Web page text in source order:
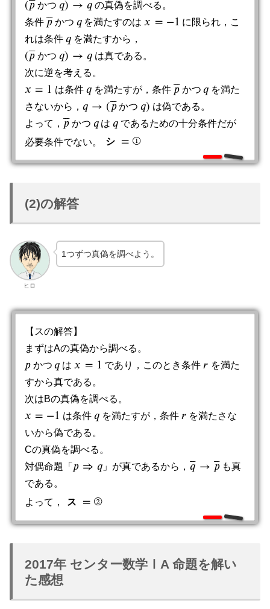
(𝑝 かつ 𝑞) → 𝑞
( p¯かつ q)→q
の真偽を調べる。
条件 𝑝
⎯⎯
⎯ かつ 𝑞
p¯かつqを満たすのは𝑥 = −1
x= −1
に限られ，こ
れは条件𝑞
q を満たすから，
(𝑝
⎯⎯
⎯ かつ 𝑞) → 𝑞
( p¯かつ q)→q
は真である。
次に逆を考える。
𝑥 = 1
x= 1 は条件𝑞
q を満たすが，条件 𝑝
⎯⎯
⎯ かつ 𝑞
p¯かつq を満た
さないから，𝑞 → (𝑝
⎯⎯
⎯ かつ 𝑞)
q →(p ¯かつq)
は偽である。
よって， 𝑝
⎯⎯
⎯ かつ 𝑞
p¯かつqは𝑞
q であるための十分条件だが
必要条件でない。
シ = ①
シ =①
(2)の解答
ヒロ
1つずつ真偽を調べよう。
【スの解答】
まずはAの真偽から調べる。
𝑝 かつ 𝑞
pかつq は𝑥 = 1
x= 1 であり，このとき条件 𝑟
r を満た
すから真である。
次はBの真偽を調べる。
𝑥 = −1
x= −1 は条件𝑞
q を満たすが，条件 𝑟
r を満たさな
いから偽である。
Cの真偽を調べる。
対偶命題「 𝑝 ⇒ 𝑞
p⇒q 」が真であるから， 𝑞
⎯⎯
⎯ → 𝑝
⎯⎯
⎯
q¯→ p¯も真
である。
よって，
ス = ②
ス =②
2017年 センター数学ⅠA 命題を解い
た感想